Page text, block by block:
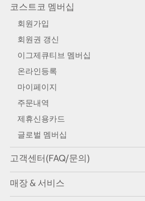
코스트코 멤버십
회원가입
회원권 갱신
이그제큐티브 멤버십
온라인등록
마이페이지
주문내역
제휴신용카드
글로벌 멤버십
고객센터(FAQ/문의)
매장 & 서비스